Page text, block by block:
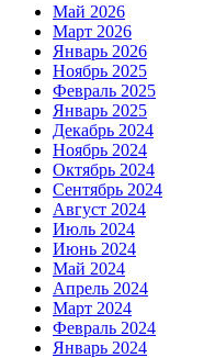
Май 2026
Март 2026
Январь 2026
Ноябрь 2025
Февраль 2025
Январь 2025
Декабрь 2024
Ноябрь 2024
Октябрь 2024
Сентябрь 2024
Август 2024
Июль 2024
Июнь 2024
Май 2024
Апрель 2024
Март 2024
Февраль 2024
Январь 2024